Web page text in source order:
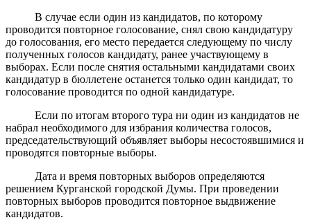
В случае если один из кандидатов, по которому
проводится повторное голосование, снял свою кандидатуру
до голосования, его место передается следующему по числу
полученных голосов кандидату, ранее участвующему в
выборах. Если после снятия остальными кандидатами своих
кандидатур в бюллетене останется только один кандидат, то
голосование проводится по одной кандидатуре.
Если по итогам второго тура ни один из кандидатов не
набрал необходимого для избрания количества голосов,
председательствующий объявляет выборы несостоявшимися и
проводятся повторные выборы.
Дата и время повторных выборов определяются
решением Курганской городской Думы. При проведении
повторных выборов проводится повторное выдвижение
кандидатов.